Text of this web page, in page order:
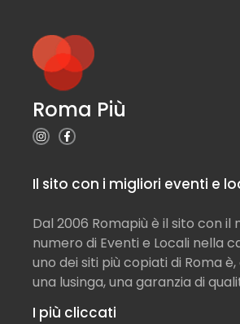
Roma Più
Il sito con i migliori eventi e
Dal 2006 Romapiù è il sito con il
numero di Eventi e Locali nella
uno dei siti più copiati di Roma
una lusinga, una garanzia di
I più cliccati